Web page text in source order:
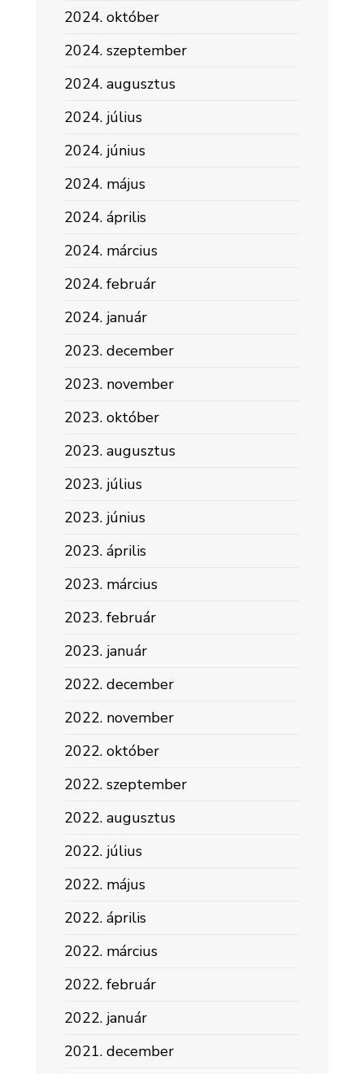
2024. október
2024. szeptember
2024. augusztus
2024. július
2024. június
2024. május
2024. április
2024. március
2024. február
2024. január
2023. december
2023. november
2023. október
2023. augusztus
2023. július
2023. június
2023. április
2023. március
2023. február
2023. január
2022. december
2022. november
2022. október
2022. szeptember
2022. augusztus
2022. július
2022. május
2022. április
2022. március
2022. február
2022. január
2021. december